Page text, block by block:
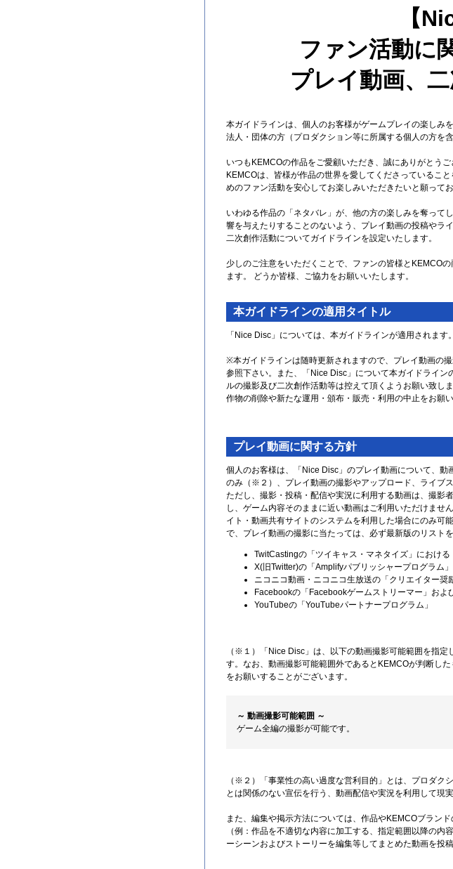
【
ファン活動に
プレイ動画、
本ガイドラインは、個人のお客様がゲームプレイの楽しみ
法人・団体の方（プロダクション等に所属する個人の方を
いつもKEMCOの作品をご愛顧いただき、誠にありがとうご
KEMCOは、皆様が作品の世界を愛してくださっているこ
めのファン活動を安心してお楽しみいただきたいと願ってお
いわゆる作品の「ネタバレ」が、他の方の楽しみを奪って
響を与えたりすることのないよう、プレイ動画の投稿やラ
二次創作活動についてガイドラインを設定いたします。
少しのご注意をいただくことで、ファンの皆様とKEMCO
ます。 どうか皆様、ご協力をお願いいたします。
本ガイドラインの適用タイトル
「Nice Disc」については、本ガイドラインが適用されます。
※本ガイドラインは随時更新されますので、プレイ動画の
参照下さい。また、「Nice Disc」について本ガイドライ
ルの撮影及び二次創作活動等は控えて頂くようお願い致し
作物の削除や新たな運用・頒布・販売・利用の中止をお願い
プレイ動画に関する方針
個人のお客様は、「Nice Disc」のプレイ動画について、
のみ（※２）、プレイ動画の撮影やアップロード、ライブ
ただし、撮影・投稿・配信や実況に利用する動画は、撮影
し、ゲーム内容そのままに近い動画はご利用いただけませ
イト・動画共有サイトのシステムを利用した場合にのみ可
で、プレイ動画の撮影に当たっては、必ず最新版のリストを
TwitCastingの「ツイキャス・マネタイズ」における
X(旧Twitter)の「Amplifyパブリッシャープログラム」
ニコニコ動画・ニコニコ生放送の「クリエイター奨
Facebookの「Facebookゲームストリーマー」およ
YouTubeの「YouTubeパートナープログラム」
（※１）「Nice Disc」は、以下の動画撮影可能範囲を指
す。なお、動画撮影可能範囲外であるとKEMCOが判断し
をお願いすることがございます。
～ 動画撮影可能範囲 ～
ゲーム全編の撮影が可能です。
（※２）「事業性の高い過度な営利目的」とは、プロダク
とは関係のない宣伝を行う、動画配信や実況を利用して現
また、編集や掲示方法については、作品やKEMCOブラン
（例：作品を不適切な内容に加工する、指定範囲以降の
ーシーンおよびストーリーを編集等してまとめた動画を投